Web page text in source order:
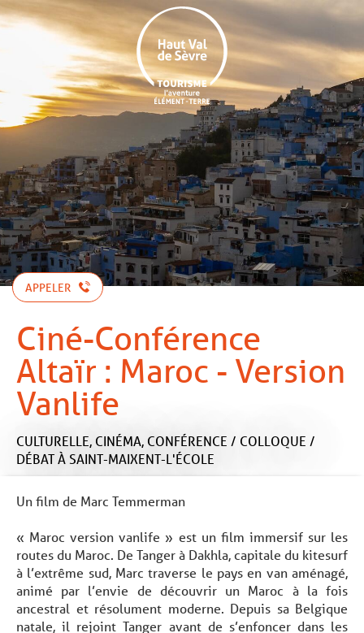
Aller
au
APPELER
Ciné-Conférence
Altaïr : Maroc - Version
Vanlife
CULTURELLE, CINÉMA, CONFÉRENCE / COLLOQUE /
DÉBATÀ SAINT-MAIXENT-L'ÉCOLE
Un film de Marc Temmerman
« Maroc version vanlife » est un film immersif sur les
routes du Maroc. De Tanger à Dakhla, capitale du kitesurf
à l’extrême sud, Marc traverse le pays en van aménagé,
animé par l’envie de découvrir un Maroc à la fois
ancestral et résolument moderne. Depuis sa Belgique
natale, il rejoint Tanger avant de s’enfoncer dans les